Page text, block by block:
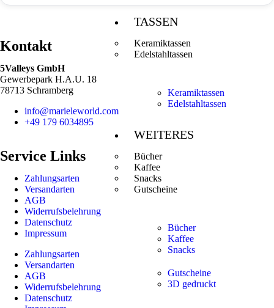
TASSEN
Keramiktassen
Edelstahltassen
Keramiktassen
Edelstahltassen
WEITERES
Bücher
Kaffee
Snacks
Gutscheine
Bücher
Kaffee
Snacks
Gutscheine
3D gedruckt
Kontakt
5Valleys GmbH
Gewerbepark H.A.U. 18
78713 Schramberg
info@marieleworld.com
+49 179 6034895
Service Links
Zahlungsarten
Versandarten
AGB
Widerrufsbelehrung
Datenschutz
Impressum
Zahlungsarten
Versandarten
AGB
Widerrufsbelehrung
Datenschutz